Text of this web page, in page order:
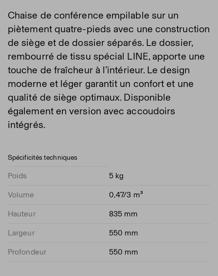
Chaise de conférence empilable sur un
piètement quatre-pieds avec une construction
de siège et de dossier séparés. Le dossier,
rembourré de tissu spécial LINE, apporte une
touche de fraîcheur à l’intérieur. Le design
moderne et léger garantit un confort et une
qualité de siège optimaux. Disponible
également en version avec accoudoirs
intégrés.
Spécificités techniques
Poids 5 kg
Volume 0,47/3 m³
Hauteur 835 mm
Largeur 550 mm
Profondeur 550 mm